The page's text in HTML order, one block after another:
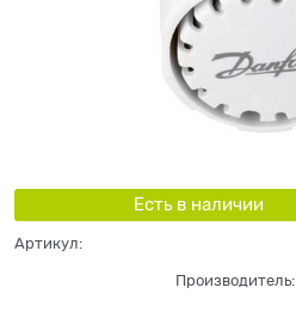
Есть в наличии
Артикул:
Производитель: